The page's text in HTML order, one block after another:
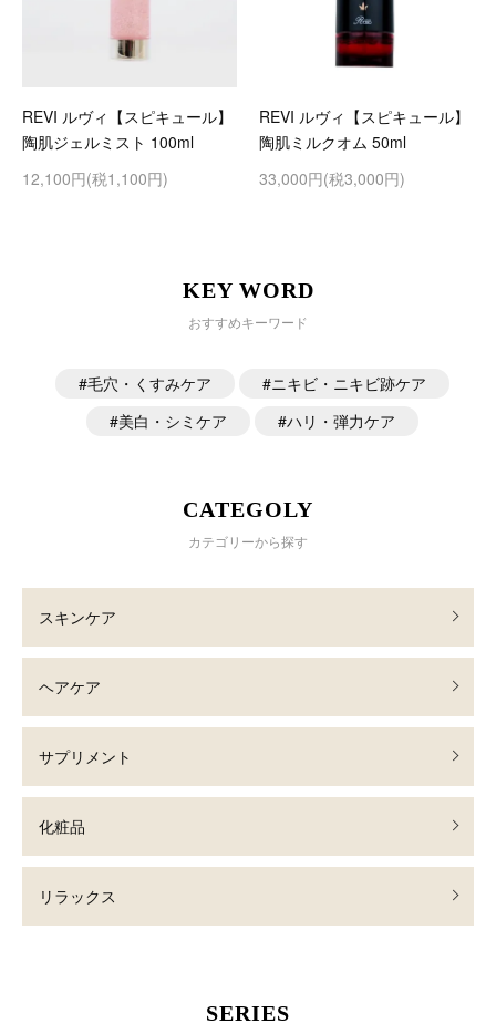
REVI ルヴィ【スピキュール】
陶肌ジェルミスト 100ml
12,100円(税1,100円)
REVI ルヴィ【スピキュール】
陶肌ミルクオム 50ml
33,000円(税3,000円)
KEY WORD
おすすめキーワード
毛穴・くすみケア
ニキビ・ニキビ跡ケア
美白・シミケア
ハリ・弾力ケア
CATEGOLY
カテゴリーから探す
スキンケア
ヘアケア
サプリメント
化粧品
リラックス
SERIES